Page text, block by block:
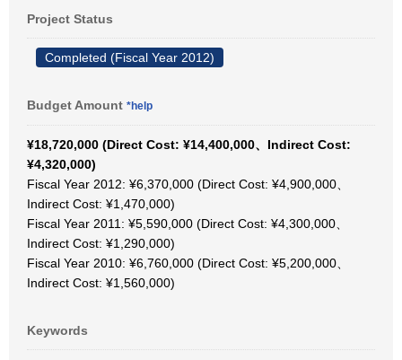
Project Status
Completed (Fiscal Year 2012)
Budget Amount *help
¥18,720,000 (Direct Cost: ¥14,400,000、Indirect Cost:
¥4,320,000)
Fiscal Year 2012: ¥6,370,000 (Direct Cost: ¥4,900,000、
Indirect Cost: ¥1,470,000)
Fiscal Year 2011: ¥5,590,000 (Direct Cost: ¥4,300,000、
Indirect Cost: ¥1,290,000)
Fiscal Year 2010: ¥6,760,000 (Direct Cost: ¥5,200,000、
Indirect Cost: ¥1,560,000)
Keywords